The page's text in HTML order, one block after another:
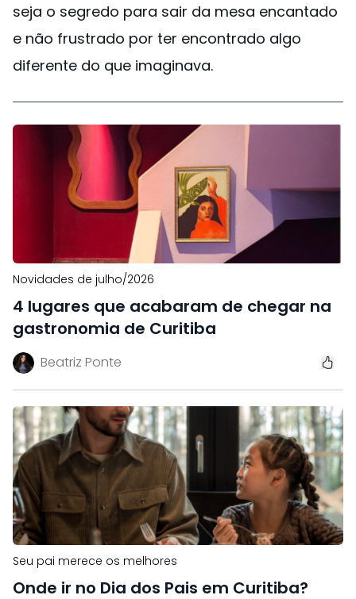
seja o segredo para sair da mesa encantado
e não frustrado por ter encontrado algo
diferente do que imaginava.
Novidades de julho/2026
4 lugares que acabaram de chegar na
gastronomia de Curitiba
Beatriz Ponte
Seu pai merece os melhores
Onde ir no Dia dos Pais em Curitiba?